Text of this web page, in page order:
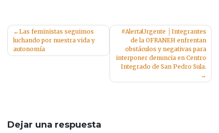
Navegación
de
entradas
Las feministas seguimos
luchando por nuestra vida y
autonomía
#AlertaUrgente │Integrantes
de la OFRANEH enfrentan
obstáculos y negativas para
interponer denuncia en Centro
Integrado de San Pedro Sula.
Dejar una respuesta